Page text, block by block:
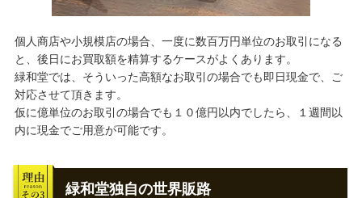
個人商店や小規模店の場合、一度に数百万円単位のお取引になる
と、後日にお買取額を精算するケースがよくあります。
緑和堂では、そういった高額なお取引の場合でも即日現金で、ご
対応させて頂きます。
仮に億単位のお取引の場合でも１０億円以内でしたら、１週間以
内に現金でご用意が可能です。
緑和堂独自の世界販路